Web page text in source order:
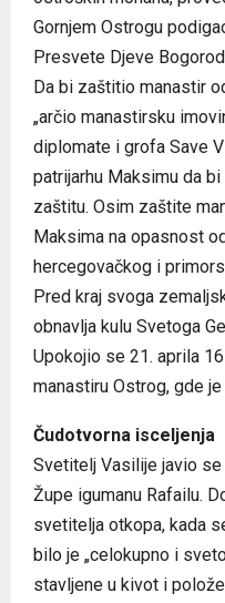
Gornjem Ostrogu
Presvete Djeve
Da bi zaštitio manastir
„arčio manastirsku
diplomate i grofa Save
patrijarhu Maksimu da
zaštitu. Osim zaštite
Maksima na opasnost
hercegovačkog i
Pred kraj svoga
obnavlja kulu Svetoga
Upokojio se 21. aprila
manastiru Ostrog, gde je
Čudotvorna isceljenja
Svetitelj Vasilije javio
Župe igumanu Rafailu.
svetitelja otkopa, kada
bilo je „celokupno i
stavljene u kivot i